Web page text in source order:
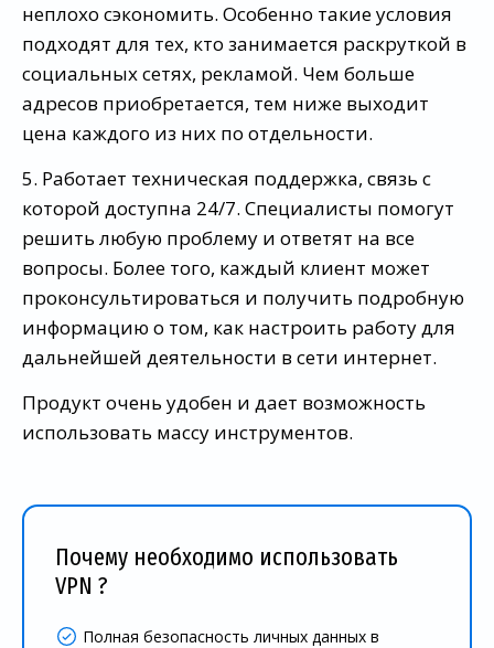
неплохо сэкономить. Особенно такие условия
подходят для тех, кто занимается раскруткой в
социальных сетях, рекламой. Чем больше
адресов приобретается, тем ниже выходит
цена каждого из них по отдельности.
5. Работает техническая поддержка, связь с
которой доступна 24/7. Специалисты помогут
решить любую проблему и ответят на все
вопросы. Более того, каждый клиент может
проконсультироваться и получить подробную
информацию о том, как настроить работу для
дальнейшей деятельности в сети интернет.
Продукт очень удобен и дает возможность
использовать массу инструментов.
Почему необходимо использовать
VPN ?
Полная безопасность личных данных в